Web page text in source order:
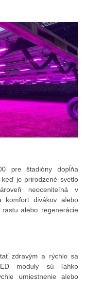
pre štadióny dopĺňa
je prirodzené svetlo
neoceniteľná v
komfort divákov alebo
alebo regenerácie
zdravým a rýchlo sa
moduly sú ľahko
umiestnenie alebo